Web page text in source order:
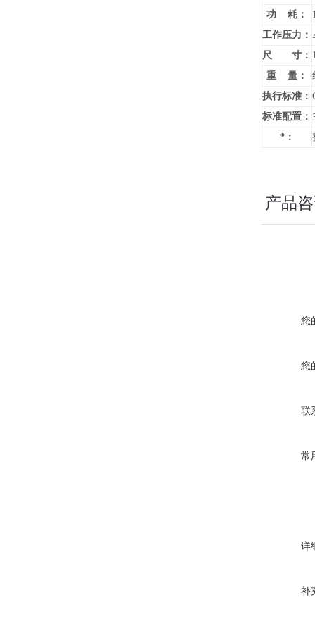
功 耗：
工作压力：
尺 寸：
重 量：
执行标准：
标准配置：
*：
产品
您
您
联
常
详
补